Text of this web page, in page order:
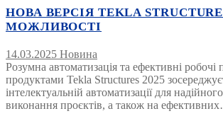
НОВА ВЕРСІЯ TEKLA
МОЖЛИВОСТІ
14.03.2025 Новина
Розумна автоматизація та ефективні робочі
продуктами Tekla Structures 2025
інтелектуальній автоматизації для
виконання проєктів, а також на